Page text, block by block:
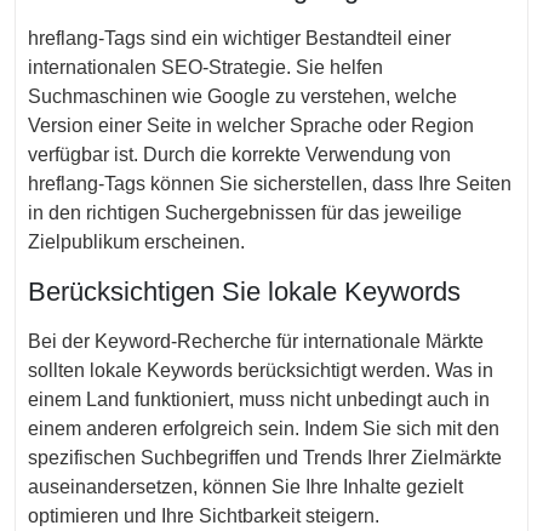
hreflang-Tags sind ein wichtiger Bestandteil einer
internationalen SEO-Strategie. Sie helfen
Suchmaschinen wie Google zu verstehen, welche
Version einer Seite in welcher Sprache oder Region
verfügbar ist. Durch die korrekte Verwendung von
hreflang-Tags können Sie sicherstellen, dass Ihre Seiten
in den richtigen Suchergebnissen für das jeweilige
Zielpublikum erscheinen.
Berücksichtigen Sie lokale Keywords
Bei der Keyword-Recherche für internationale Märkte
sollten lokale Keywords berücksichtigt werden. Was in
einem Land funktioniert, muss nicht unbedingt auch in
einem anderen erfolgreich sein. Indem Sie sich mit den
spezifischen Suchbegriffen und Trends Ihrer Zielmärkte
auseinandersetzen, können Sie Ihre Inhalte gezielt
optimieren und Ihre Sichtbarkeit steigern.